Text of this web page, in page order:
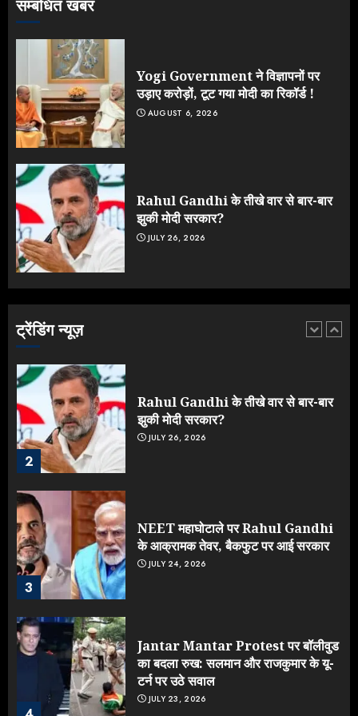
सम्बंधित खबर
Yogi Government ने विज्ञापनों पर
उड़ाए करोड़ों, टूट गया मोदी का रिकॉर्ड !
AUGUST 6, 2026
Rahul Gandhi के तीखे वार से बार-बार
झुकी मोदी सरकार?
JULY 26, 2026
ट्रेंडिंग न्यूज़
4
5
JULY 19, 2026
1
उड़ाए करोड़ों, टूट गया मोदी का रिकॉर्ड !
2
Rahul Gandhi के तीखे वार से बार-बार
झुकी मोदी सरकार?
JULY 26, 2026
3
NEET महाघोटाले पर Rahul Gandhi
के आक्रामक तेवर, बैकफुट पर आई सरकार
JULY 24, 2026
Jantar Mantar Protest पर बॉलीवुड
का बदला रुख: सलमान और राजकुमार के यू-
टर्न पर उठे सवाल
JULY 23, 2026